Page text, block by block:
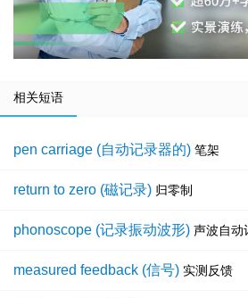
相关短语
pen carriage (自动记录器的) 笔架
return to zero (磁记录) 归零制
phonoscope (记录振动波形) 声波自动
measured feedback (信号) 实测反馈